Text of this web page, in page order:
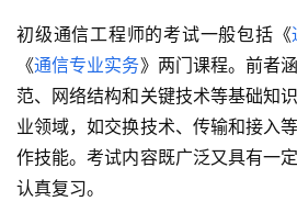
初级通信工程师的考试一般包括《
《通信专业实务》两门课程。前者
范、网络结构和关键技术等基础知
业领域，如交换技术、传输和接入
作技能。考试内容既广泛又具有一
认真复习。